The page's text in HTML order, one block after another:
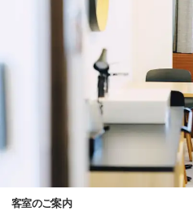
客室のご案内